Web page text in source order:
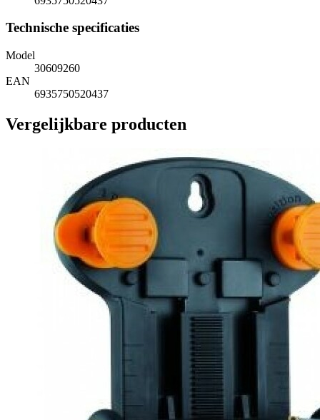
Technische specificaties
Model
30609260
EAN
6935750520437
Vergelijkbare producten